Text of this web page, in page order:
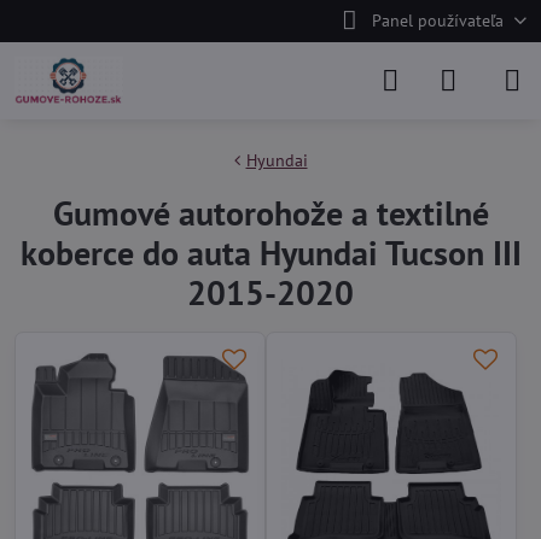
Panel používateľa
Hyundai
Gumové autorohože a textilné
koberce do auta Hyundai Tucson III
2015-2020